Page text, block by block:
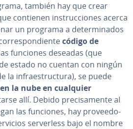
también hay que crear
contienen in­s­tru­c­cio­nes acerca
un programa a de­te­r­mi­na­dos
código de
funciones deseadas (que
estado no cuentan con ningún
la in­frae­s­tru­c­tu­ra), se puede
la nube en cualquier
allí. Debido pre­ci­sa­me­n­te al
las funciones, hay pro­vee­do­
se­r­ve­r­le­ss bajo el nombre